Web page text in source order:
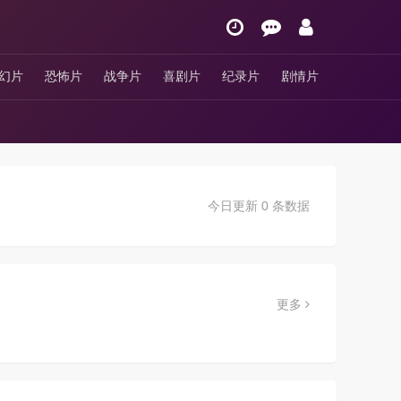
片 恐怖片 战争片 喜剧片 纪录片 剧情片
今日更新 0 条数据
更多